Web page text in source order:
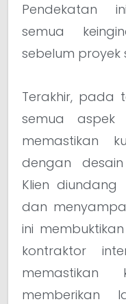
Pendekatan
semua
sebelum proyek
Terakhir, pada
semua aspek
memastikan
dengan
Klien
dan
ini
kontraktor
memberikan